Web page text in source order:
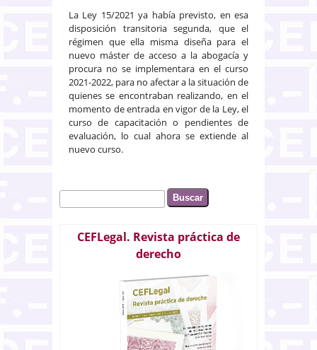
La Ley 15/2021 ya había previsto, en esa
disposición transitoria segunda, que el
régimen que ella misma diseña para el
nuevo máster de acceso a la abogacía y
procura no se implementara en el curso
2021-2022, para no afectar a la situación de
quienes se encontraban realizando, en el
momento de entrada en vigor de la Ley, el
curso de capacitación o pendientes de
evaluación, lo cual ahora se extiende al
nuevo curso.
Formulario de búsqueda
Buscar
CEFLegal. Revista práctica de
derecho